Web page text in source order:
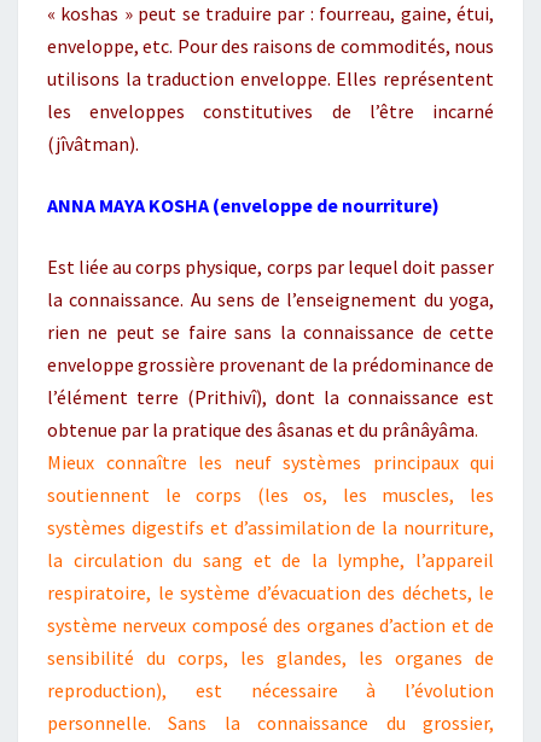
« koshas » peut se traduire par : fourreau, gaine, étui,
enveloppe, etc. Pour des raisons de commodités, nous
utilisons la traduction enveloppe. Elles représentent
les enveloppes constitutives de l’être incarné
(jîvâtman).
ANNA MAYA KOSHA(enveloppe de nourriture)
Est liée au corps physique, corps par lequel doit passer
la connaissance. Au sens de l’enseignement du yoga,
rien ne peut se faire sans la connaissance de cette
enveloppe grossière provenant de la prédominance de
l’élément terre (Prithivî), dont la connaissance est
obtenue par la pratique des âsanas et du prânâyâma.
Mieux connaître les neuf systèmes principaux qui
soutiennent le corps (les os, les muscles, les
systèmes digestifs et d’assimilation de la nourriture,
la circulation du sang et de la lymphe, l’appareil
respiratoire, le système d’évacuation des déchets, le
système nerveux composé des organes d’action et de
sensibilité du corps, les glandes, les organes de
reproduction), est nécessaire à l’évolution
personnelle. Sans la connaissance du grossier,